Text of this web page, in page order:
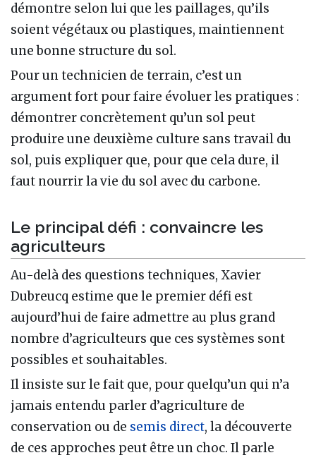
démontre selon lui que les paillages, qu’ils
soient végétaux ou plastiques, maintiennent
une bonne structure du sol.
Pour un technicien de terrain, c’est un
argument fort pour faire évoluer les pratiques :
démontrer concrètement qu’un sol peut
produire une deuxième culture sans travail du
sol, puis expliquer que, pour que cela dure, il
faut nourrir la vie du sol avec du carbone.
Le principal défi : convaincre les
agriculteurs
Au-delà des questions techniques, Xavier
Dubreucq estime que le premier défi est
aujourd’hui de faire admettre au plus grand
nombre d’agriculteurs que ces systèmes sont
possibles et souhaitables.
Il insiste sur le fait que, pour quelqu’un qui n’a
jamais entendu parler d’agriculture de
conservation ou de semis direct, la découverte
de ces approches peut être un choc. Il parle